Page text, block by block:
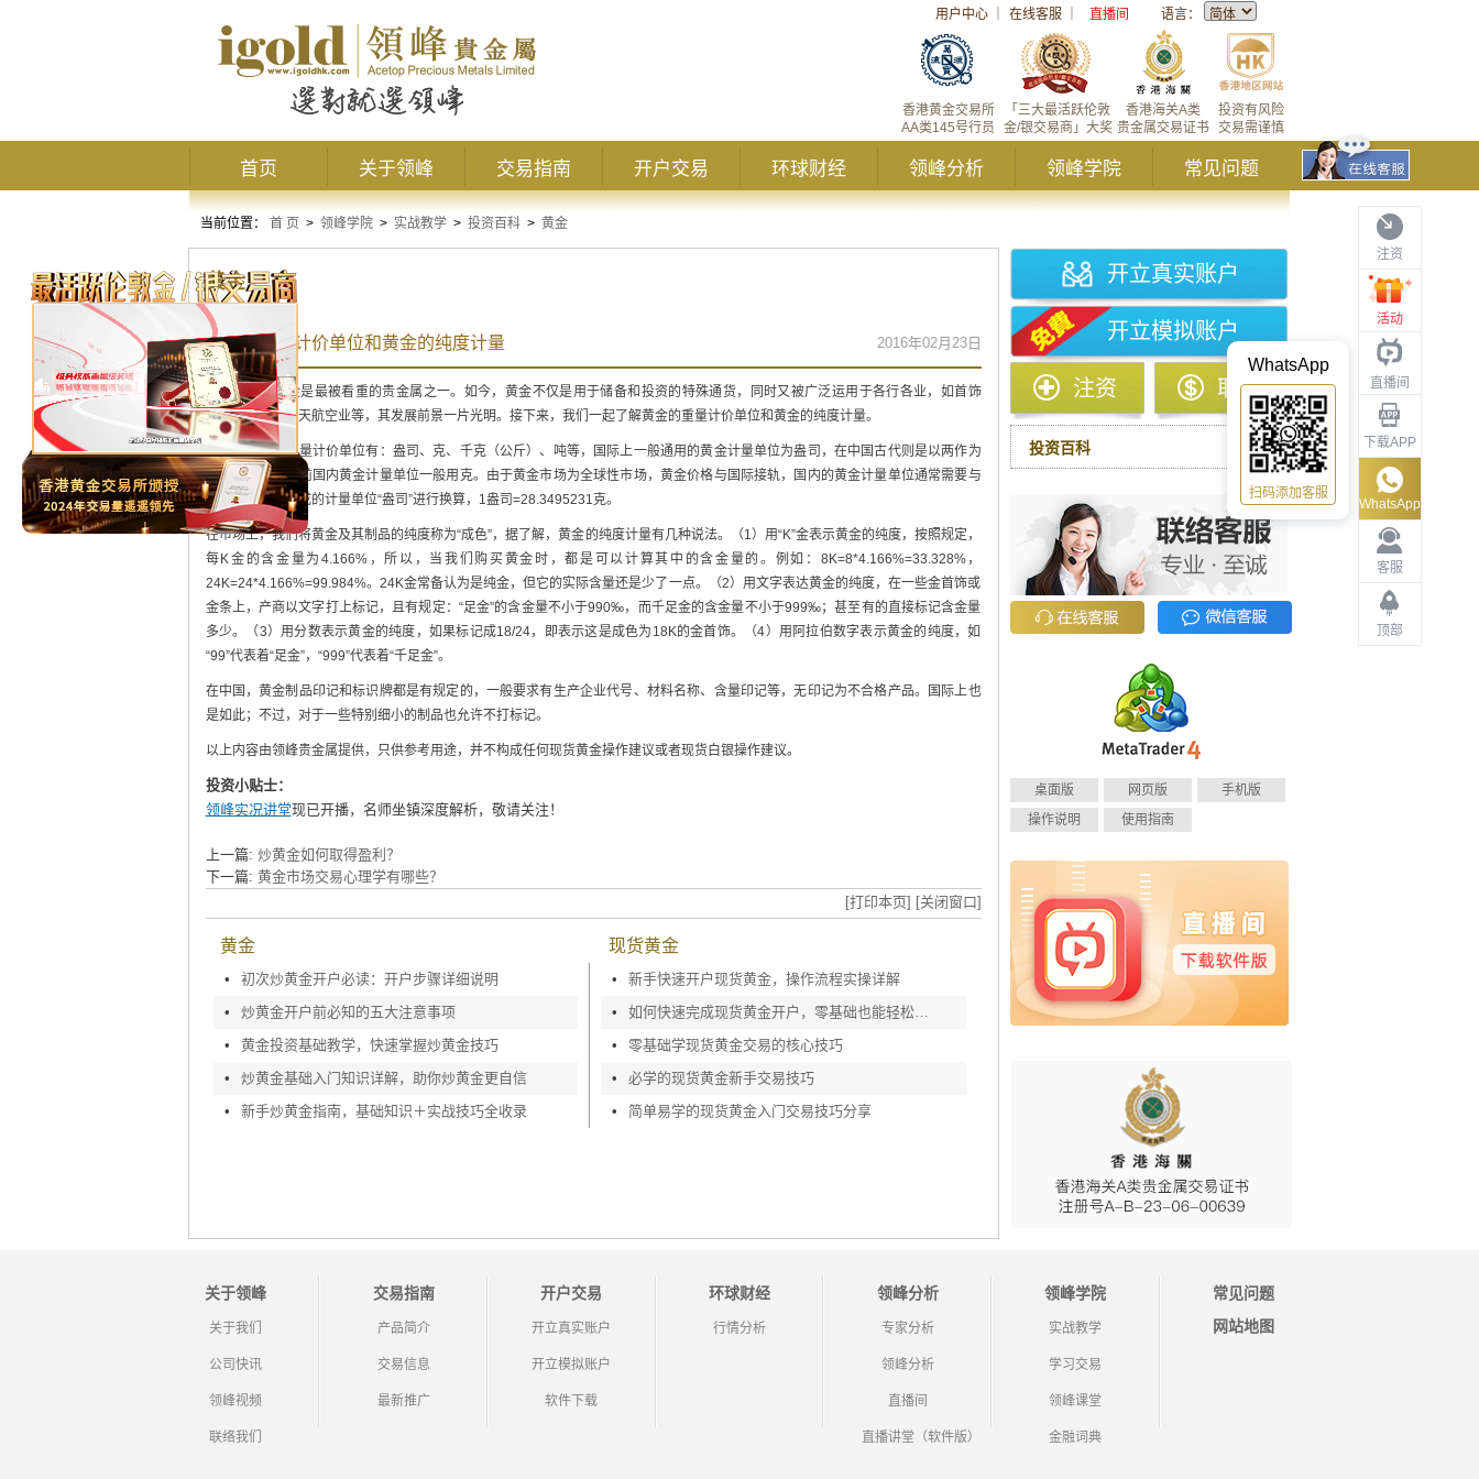
用户中心 在线客服 直播间 语言：
投资有风险
交易需谨慎
香港海关A类
贵金属交易证书
「三大最活跃伦敦
金/银交易商」大奖
香港黄金交易所
AA类145号行员
首页 关于领峰 交易指南 开户交易 环球财经 领峰分析 领峰学院 常见问题
注资
活动
直播间
下载APP
客服
顶部
WhatsApp
WhatsApp
扫码添加客服
当前位置： 首 页 > 领峰学院 > 实战教学 > 投资百科 > 黄金
黄金
黄金的重量计价单位和黄金的纯度计量 2016年02月23日
一直以来，黄金是最被看重的贵金属之一。如今，黄金不仅是用于储备和投资的特殊通货，同时又被广泛运用于各行各业，如首饰
业、电子业、航天航空业等，其发展前景一片光明。接下来，我们一起了解黄金的重量计价单位和黄金的纯度计量。
常见的黄金的重量计价单位有：盎司、克、千克（公斤）、吨等，国际上一般通用的黄金计量单位为盎司，在中国古代则是以两作为
黄金单位，而目前国内黄金计量单位一般用克。由于黄金市场为全球性市场，黄金价格与国际接轨，国内的黄金计量单位通常需要与
国际市场约定俗成的计量单位“盎司”进行换算，1盎司=28.3495231克。
在市场上，我们将黄金及其制品的纯度称为“成色”，据了解，黄金的纯度计量有几种说法。（1）用“K”金表示黄金的纯度，按照规定，
每K金的含金量为4.166%，所以，当我们购买黄金时，都是可以计算其中的含金量的。例如：8K=8*4.166%=33.328%，
24K=24*4.166%=99.984%。24K金常备认为是纯金，但它的实际含量还是少了一点。（2）用文字表达黄金的纯度，在一些金首饰或
金条上，产商以文字打上标记，且有规定：“足金”的含金量不小于990‰，而千足金的含金量不小于999‰；甚至有的直接标记含金量
多少。（3）用分数表示黄金的纯度，如果标记成18/24，即表示这是成色为18K的金首饰。（4）用阿拉伯数字表示黄金的纯度，如
“99”代表着“足金”，“999”代表着“千足金”。
在中国，黄金制品印记和标识牌都是有规定的，一般要求有生产企业代号、材料名称、含量印记等，无印记为不合格产品。国际上也
是如此；不过，对于一些特别细小的制品也允许不打标记。
以上内容由领峰贵金属提供，只供参考用途，并不构成任何现货黄金操作建议或者现货白银操作建议。
投资小贴士：
领峰实况讲堂现已开播，名师坐镇深度解析，敬请关注！
上一篇: 炒黄金如何取得盈利？
下一篇: 黄金市场交易心理学有哪些？
[打印本页] [关闭窗口]
黄金
•
初次炒黄金开户必读：开户步骤详细说明
•
炒黄金开户前必知的五大注意事项
•
黄金投资基础教学，快速掌握炒黄金技巧
•
炒黄金基础入门知识详解，助你炒黄金更自信
•
新手炒黄金指南，基础知识＋实战技巧全收录
现货黄金
•
新手快速开户现货黄金，操作流程实操详解
•
如何快速完成现货黄金开户，零基础也能轻松上手
•
零基础学现货黄金交易的核心技巧
•
必学的现货黄金新手交易技巧
•
简单易学的现货黄金入门交易技巧分享
开立真实账户
开立模拟账户
注资 取款
投资百科
桌面版 网页版
手机版
操作说明
使用指南
关于领峰
关于我们
公司快讯
领峰视频
联络我们
交易指南
产品简介
交易信息
最新推广
开户交易
开立真实账户
开立模拟账户
软件下载
环球财经
行情分析
领峰分析
专家分析
领峰分析
直播间
直播讲堂（软件版）
领峰学院
实战教学
学习交易
领峰课堂
金融词典
常见问题
网站地图